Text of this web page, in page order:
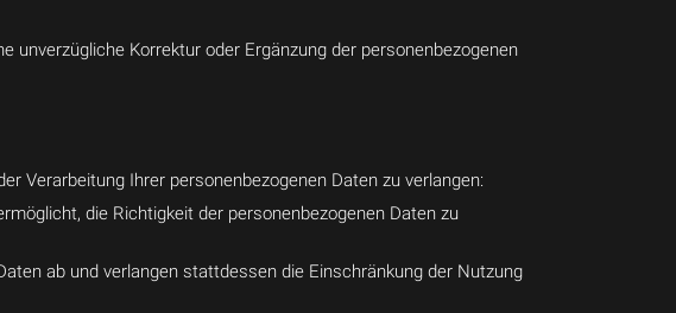
unverzügliche Korrektur oder Ergänzung der personenbezogenen
Verarbeitung Ihrer personenbezogenen Daten zu verlangen:
die Richtigkeit der personenbezogenen Daten zu
ab und verlangen stattdessen die Einschränkung der Nutzung